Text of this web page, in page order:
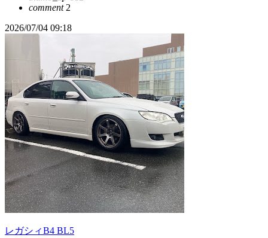
comment2
2026/07/04 09:18
レガシィB4 BL5